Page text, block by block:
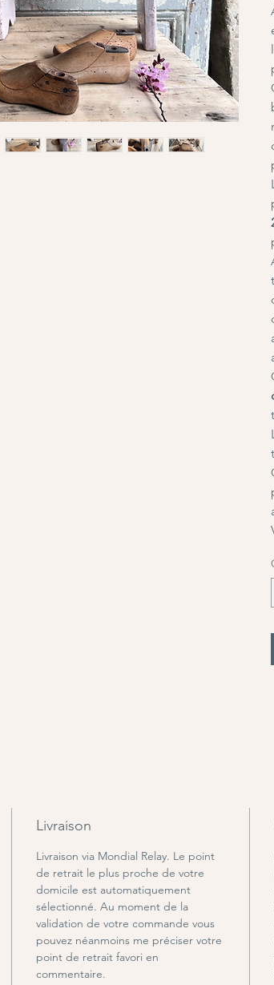
Livraison
Livraison via Mondial Relay. Le point
de retrait le plus proche de votre
domicile est automatiquement
sélectionné. Au moment de la
validation de votre commande vous
pouvez néanmoins me préciser votre
point de retrait favori en
commentaire.